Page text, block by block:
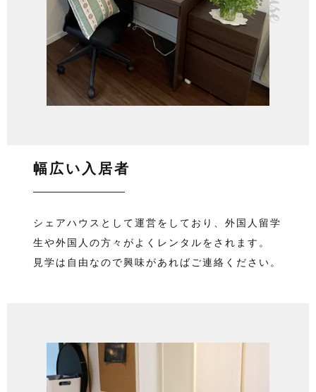
幅広い入居者
シェアハウスとして運営をしており、外国人留学
生や外国人の方々がよくレンタルをされます。
見学は自由なので興味があればご連絡ください。